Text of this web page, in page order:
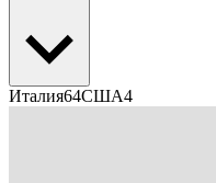
Италия64США4